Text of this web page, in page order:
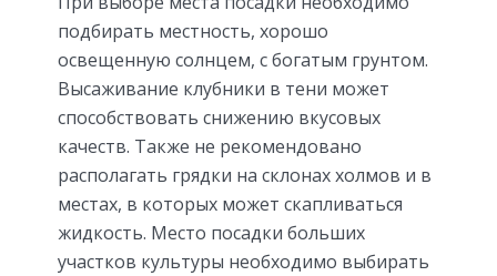
подбирать местность, хорошо
освещенную солнцем, с богатым грунтом.
Высаживание клубники в тени может
способствовать снижению вкусовых
качеств. Также не рекомендовано
располагать грядки на склонах холмов и в
местах, в которых может скапливаться
жидкость. Место посадки больших
участков культуры необходимо выбирать